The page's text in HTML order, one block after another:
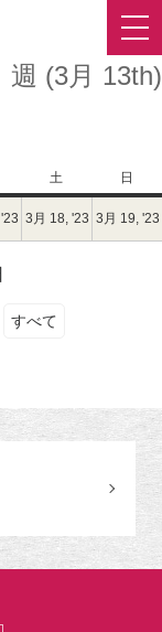
週 (3月 13th)
土
曜
日
日
曜
日
2023
年
日
3月 18, '23 2023
年
3月 19, '23
すべて